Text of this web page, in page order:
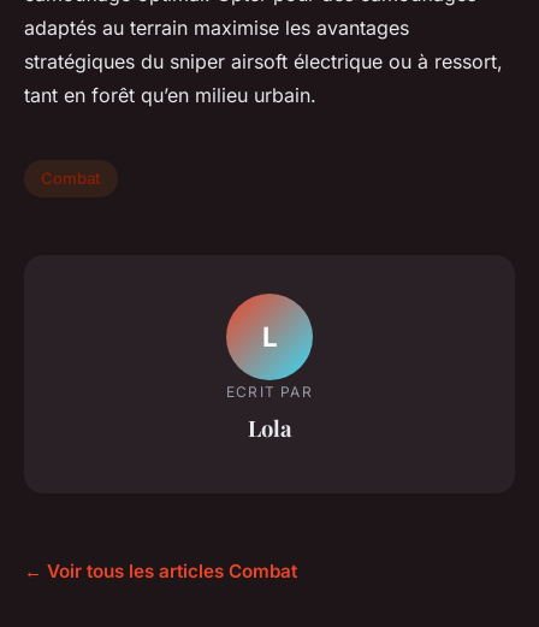
adaptés au terrain maximise les avantages
stratégiques du sniper airsoft électrique ou à ressort,
tant en forêt qu’en milieu urbain.
Combat
L
ECRIT PAR
Lola
← Voir tous les articles Combat